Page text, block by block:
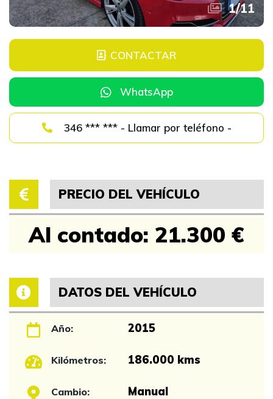
1/11
CONTACTAR
WhatsApp
346 *** *** - Llamar por teléfono -
PRECIO DEL VEHÍCULO
Al contado: 21.300 €
DATOS DEL VEHÍCULO
Año: 2015
Kilómetros: 186.000 kms
Cambio: Manual